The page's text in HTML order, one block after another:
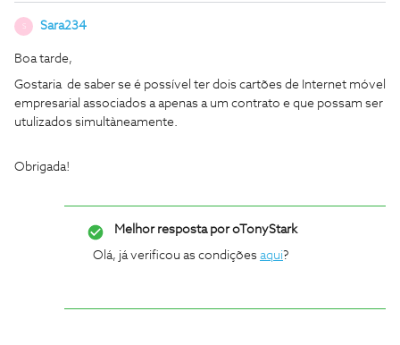
S Sara234
Boa tarde,
Gostaria de saber se é possível ter dois cartões de Internet móvel
empresarial associados a apenas a um contrato e que possam ser
utulizados simultàneamente.
Obrigada!
Melhor resposta poroTonyStark
Olá, já verificou as condições aqui?